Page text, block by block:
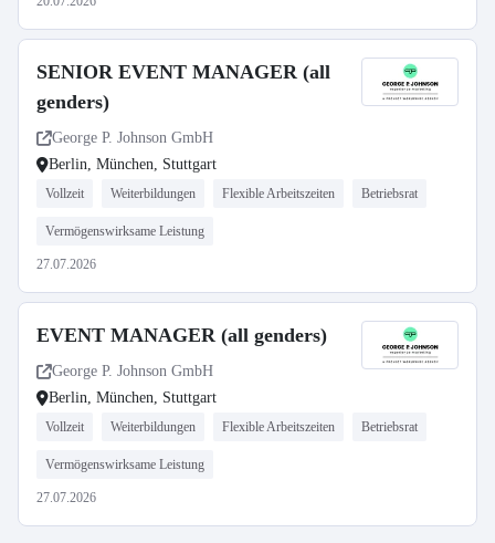
SENIOR EVENT MANAGER (all
genders)
George P. Johnson GmbH
Berlin, München, Stuttgart
Vollzeit Weiterbildungen Flexible Arbeitszeiten Betriebsrat
Vermögenswirksame Leistung
27.07.2026
EVENT MANAGER (all genders)
George P. Johnson GmbH
Berlin, München, Stuttgart
Vollzeit Weiterbildungen Flexible Arbeitszeiten Betriebsrat
Vermögenswirksame Leistung
27.07.2026